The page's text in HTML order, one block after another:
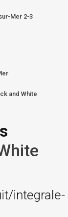
Mer 2-3
and White
integrale-